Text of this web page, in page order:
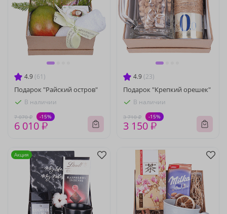
4.9 (61)
Подарок "Райский остров"
В наличии
7 070 ₽ -15%
6 010 ₽
4.9 (23)
Подарок "Крепкий орешек"
В наличии
3 710 ₽ -15%
3 150 ₽
Акция